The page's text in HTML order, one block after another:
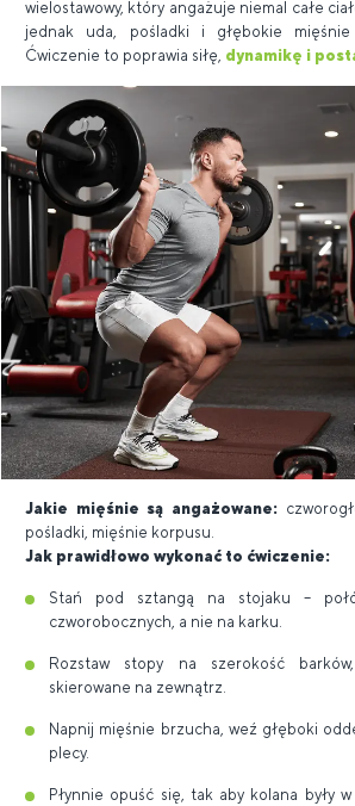
wielostawowy, który angażuje niemal całe
jednak uda, pośladki i głębokie mięśnie
Ćwiczenie to poprawia siłę, dynamikę i
Jakie mięśnie są angażowane:
pośladki, mięśnie korpusu.
Jak prawidłowo wykonać to ćwiczenie:
Stań pod sztangą na stojaku –
czworobocznych, a nie na karku.
Rozstaw stopy na szerokość
skierowane na zewnątrz.
Napnij mięśnie brzucha, weź głęboki
plecy.
Płynnie opuść się, tak aby kolana były